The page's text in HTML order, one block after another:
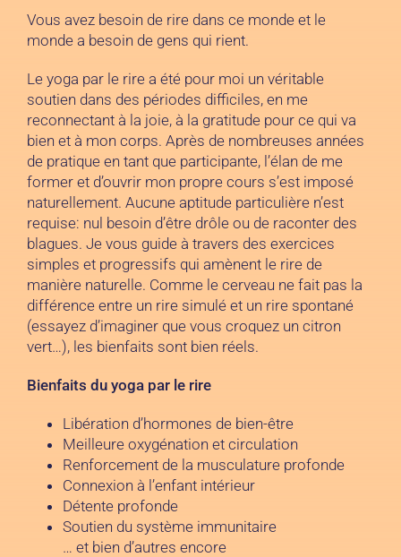
Vous avez besoin de rire dans ce monde et le
monde a besoin de gens qui rient.
Le yoga par le rire a été pour moi un véritable
soutien dans des périodes difficiles, en me
reconnectant à la joie, à la gratitude pour ce qui va
bien et à mon corps. Après de nombreuses années
de pratique en tant que participante, l’élan de me
former et d’ouvrir mon propre cours s’est imposé
naturellement. Aucune aptitude particulière n’est
requise: nul besoin d’être drôle ou de raconter des
blagues. Je vous guide à travers des exercices
simples et progressifs qui amènent le rire de
manière naturelle. Comme le cerveau ne fait pas la
différence entre un rire simulé et un rire spontané
(essayez d’imaginer que vous croquez un citron
vert…), les bienfaits sont bien réels.
Bienfaits du yoga par le rire
Libération d’hormones de bien-être
Meilleure oxygénation et circulation
Renforcement de la musculature profonde
Connexion à l’enfant intérieur
Détente profonde
Soutien du système immunitaire
… et bien d’autres encore